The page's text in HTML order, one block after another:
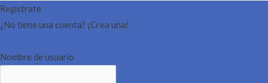
Regístrate
¿No tiene una cuenta? ¡Crea una!
Nombre de usuario